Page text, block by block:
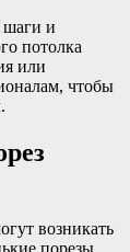
шаги и
потолка
или
чтобы
возникать
порезы